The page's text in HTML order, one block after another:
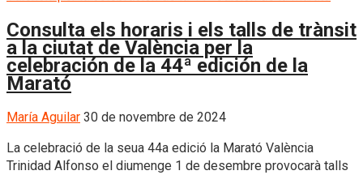
Consulta els horaris i els talls de trànsit
a la ciutat de València per la
celebración de la 44ª edición de la
Marató
María Aguilar 30 de novembre de 2024
La celebració de la seua 44a edició la Marató València
Trinidad Alfonso el diumenge 1 de desembre provocarà talls